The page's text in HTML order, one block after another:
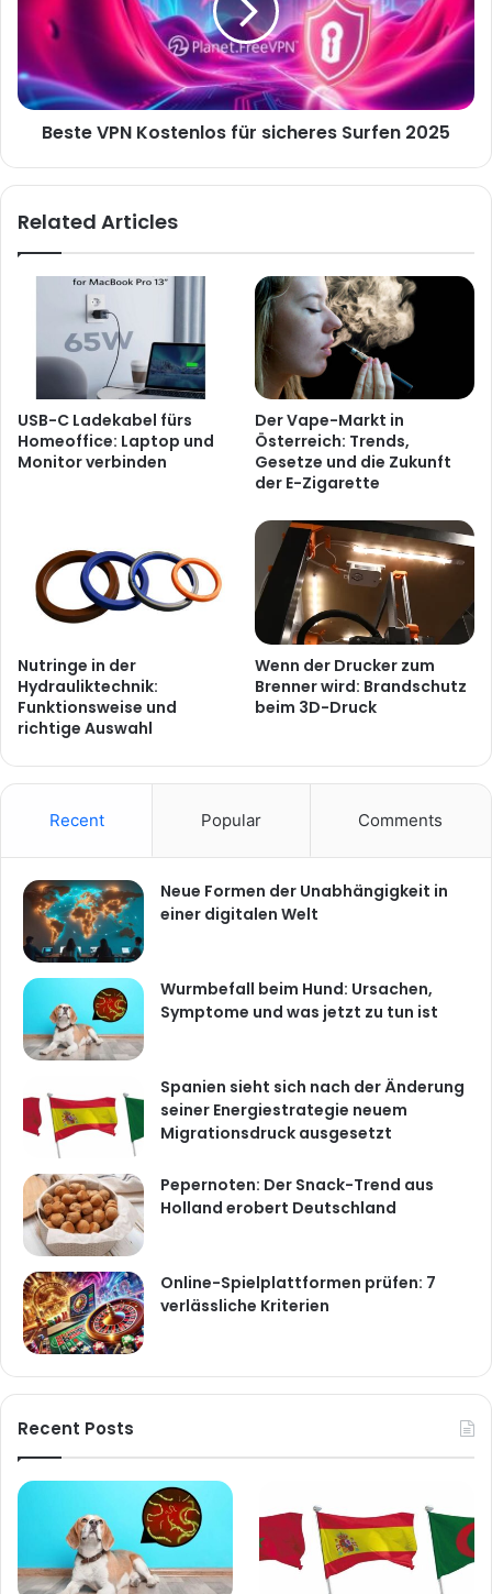
Beste VPN Kostenlos für sicheres Surfen 2025
Related Articles
USB-C Ladekabel fürs
Homeoffice: Laptop und
Monitor verbinden
Der Vape-Markt in
Österreich: Trends,
Gesetze und die Zukunft
der E-Zigarette
Nutringe in der
Hydrauliktechnik:
Funktionsweise und
richtige Auswahl
Wenn der Drucker zum
Brenner wird: Brandschutz
beim 3D-Druck
Recent Popular Comments
Neue Formen der Unabhängigkeit in
einer digitalen Welt
Wurmbefall beim Hund: Ursachen,
Symptome und was jetzt zu tun ist
Spanien sieht sich nach der Änderung
seiner Energiestrategie neuem
Migrationsdruck ausgesetzt
Pepernoten: Der Snack-Trend aus
Holland erobert Deutschland
Online-Spielplattformen prüfen: 7
verlässliche Kriterien
Recent Posts